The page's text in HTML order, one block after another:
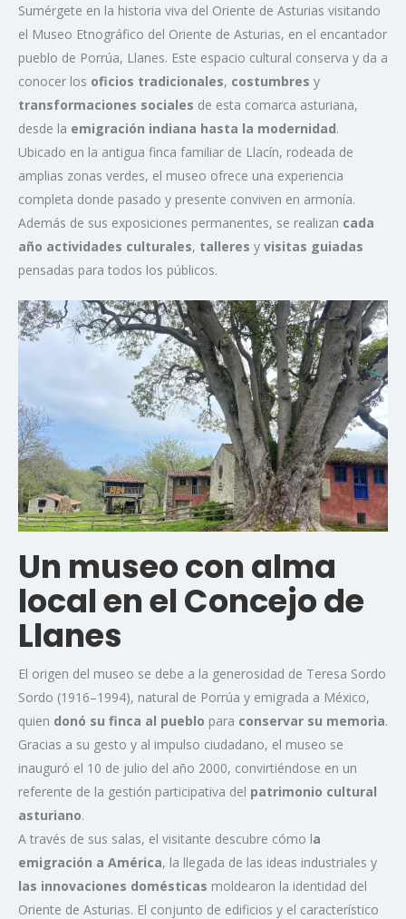
Sumérgete en la historia viva del Oriente de Asturias visitando
el Museo Etnográfico del Oriente de Asturias, en el encantador
pueblo de Porrúa, Llanes. Este espacio cultural conserva y da a
conocer los oficios tradicionales, costumbres y
transformaciones sociales de esta comarca asturiana,
desde la emigración indiana hasta la modernidad.
Ubicado en la antigua finca familiar de Llacín, rodeada de
amplias zonas verdes, el museo ofrece una experiencia
completa donde pasado y presente conviven en armonía.
Además de sus exposiciones permanentes, se realizan cada
año actividades culturales, talleres y visitas guiadas
pensadas para todos los públicos.
Un museo con alma
local en el Concejo de
Llanes
El origen del museo se debe a la generosidad de Teresa Sordo
Sordo (1916–1994), natural de Porrúa y emigrada a México,
quien donó su finca al pueblo para conservar su memoria.
Gracias a su gesto y al impulso ciudadano, el museo se
inauguró el 10 de julio del año 2000, convirtiéndose en un
referente de la gestión participativa del patrimonio cultural
asturiano.
A través de sus salas, el visitante descubre cómo la
emigración a América, la llegada de las ideas industriales y
las innovaciones domésticas moldearon la identidad del
Oriente de Asturias. El conjunto de edificios y el característico